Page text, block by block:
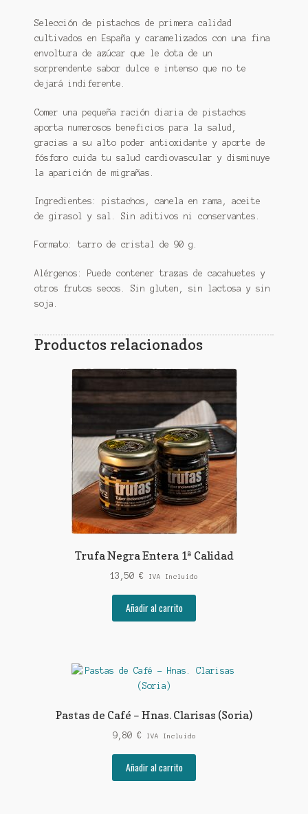
Selección de pistachos de primera calidad
cultivados en España y caramelizados con una fina
envoltura de azúcar que le dota de un
sorprendente sabor dulce e intenso que no te
dejará indiferente.
Comer una pequeña ración diaria de pistachos
aporta numerosos beneficios para la salud,
gracias a su alto poder antioxidante y aporte de
fósforo cuida tu salud cardiovascular y disminuye
la aparición de migrañas.
Ingredientes: pistachos, canela en rama, aceite
de girasol y sal. Sin aditivos ni conservantes.
Formato: tarro de cristal de 90 g.
Alérgenos: Puede contener trazas de cacahuetes y
otros frutos secos. Sin gluten, sin lactosa y sin
soja.
Productos relacionados
Trufa Negra Entera 1ª Calidad
13,50 € IVA Incluido
Añadir al carrito
Pastas de Café – Hnas. Clarisas (Soria)
9,80 € IVA Incluido
Añadir al carrito